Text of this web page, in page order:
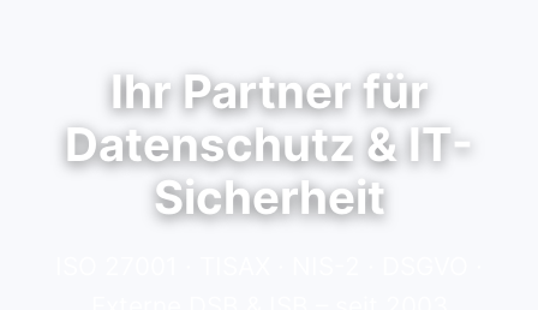
Ihr Partner für
Datenschutz & IT-
Sicherheit